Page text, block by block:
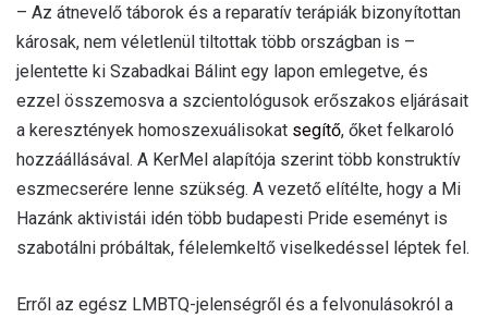
– Az átnevelő táborok és a reparatív terápiák bizonyítottan
károsak, nem véletlenül tiltottak több országban is –
jelentette ki Szabadkai Bálint egy lapon emlegetve, és
ezzel összemosva a szcientológusok erőszakos eljárásait
a keresztények homoszexuálisokat segítő, őket felkaroló
hozzáállásával. A KerMel alapítója szerint több konstruktív
eszmecserére lenne szükség. A vezető elítélte, hogy a Mi
Hazánk aktivistái idén több budapesti Pride eseményt is
szabotálni próbáltak, félelemkeltő viselkedéssel léptek fel.
Erről az egész LMBTQ-jelenségről és a felvonulásokról a